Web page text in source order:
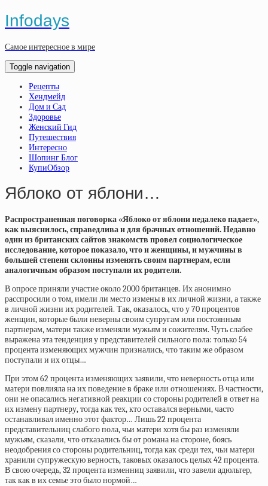
Infodays
Самое интересное в мире
Toggle navigation
Рецепты
Хендмейд
Дом и Сад
Здоровье
Женский Гид
Путешествия
Интересно
Шопинг Блог
КупиОбзор
Яблоко от яблони…
Распространенная поговорка «Яблоко от яблони недалеко падает»,
как выяснилось, справедлива и для брачных отношений. Недавно
один из британских сайтов знакомств провел социологическое
исследование, которое показало, что и женщины, и мужчины в
большей степени склонны изменять своим партнерам, если
аналогичным образом поступали их родители.
В опросе приняли участие около 2000 британцев. Их анонимно
расспросили о том, имели ли место измены в их личной жизни, а также
в личной жизни их родителей. Так, оказалось, что у 70 процентов
женщин, которые были неверны своим супругам или постоянным
партнерам, матери также изменяли мужьям и сожителям. Чуть слабее
выражена эта тенденция у представителей сильного пола: только 54
процента изменяющих мужчин признались, что таким же образом
поступали и их отцы…
При этом 62 процента изменяющих заявили, что неверность отца или
матери повлияла на их поведение в браке или отношениях. В частности,
они не опасались негативной реакции со стороны родителей в ответ на
их измену партнеру, тогда как тех, кто оставался верными, часто
останавливал именно этот фактор… Лишь 22 процента
представительниц слабого пола, чьи матери хотя бы раз изменяли
мужьям, сказали, что отказались бы от романа на стороне, боясь
неодобрения со стороны родительниц, тогда как среди тех, чьи матери
хранили супружескую верность, таковых оказалось целых 42 процента.
В свою очередь, 32 процента изменниц заявили, что завели адюльтер,
так как в их семье это было нормой…